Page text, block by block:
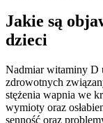
Jakie są
dzieci
Nadmiar witaminy D
zdrowotnych
stężenia wapnia we
wymioty oraz
senność oraz